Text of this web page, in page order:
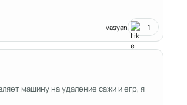
vasyan 1
машину на удаление сажи и егр, я